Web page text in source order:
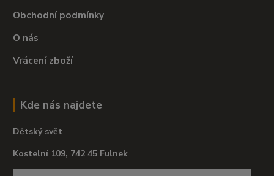
Obchodní podmínky
O nás
Vrácení zboží
Kde nás najdete
Dětský svět
Kostelní 109, 742 45 Fulnek